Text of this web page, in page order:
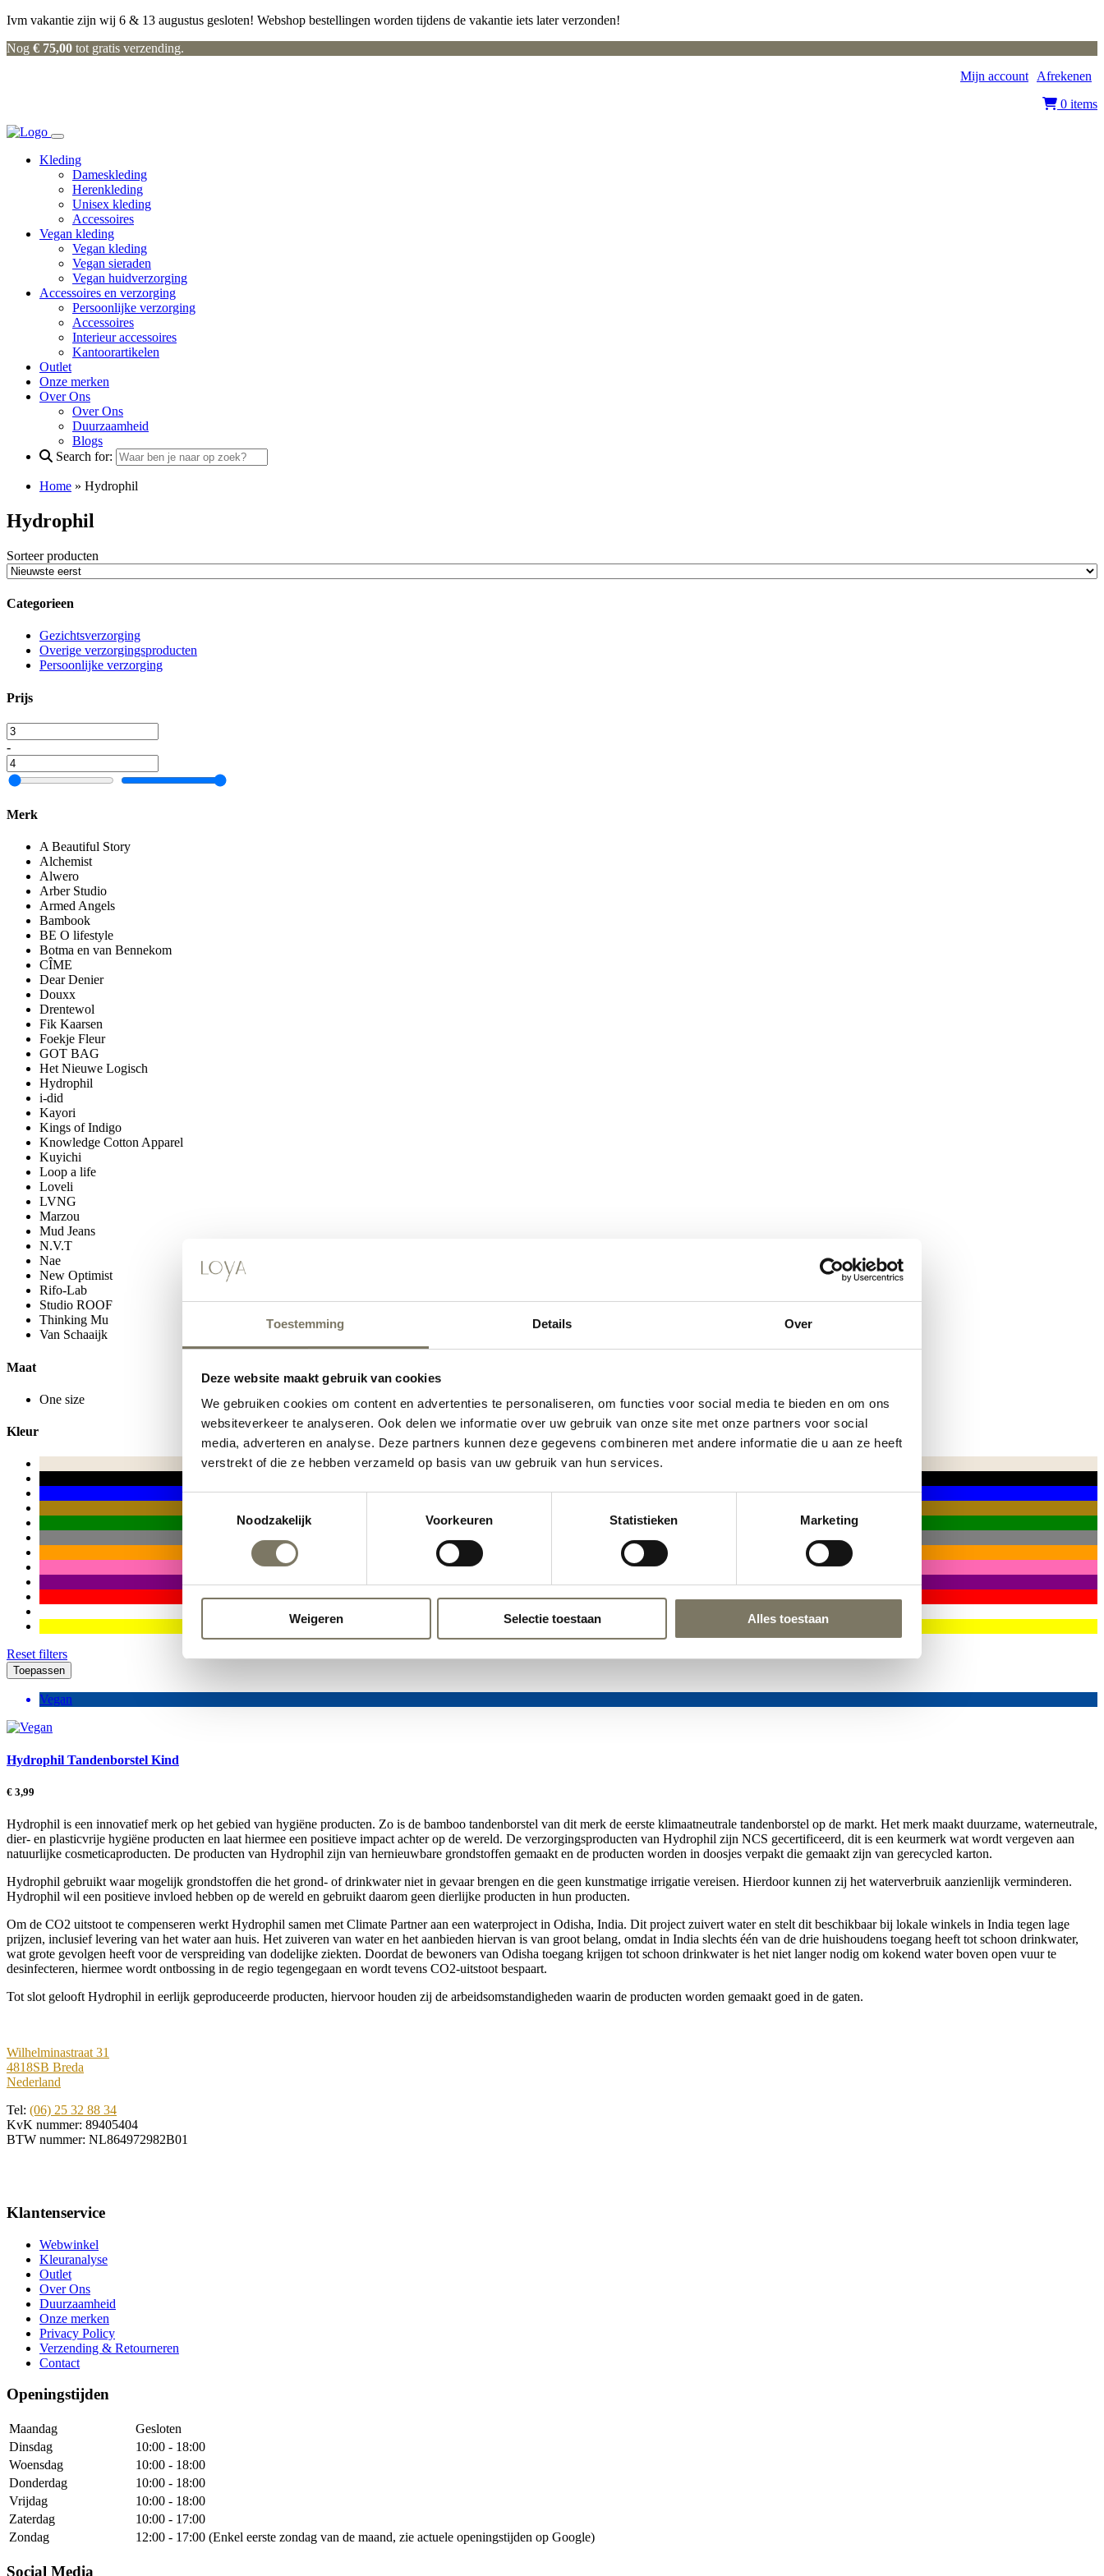
Toestemming Details Over
Deze website maakt gebruik van cookies
We gebruiken cookies om content en advertenties te personaliseren, om functies voor social media te bieden en om ons
websiteverkeer te analyseren. Ook delen we informatie over uw gebruik van onze site met onze partners voor social
media, adverteren en analyse. Deze partners kunnen deze gegevens combineren met andere informatie die u aan ze heeft
verstrekt of die ze hebben verzameld op basis van uw gebruik van hun services.
Toestemmingsselectie
Noodzakelijk
Voorkeuren Statistieken Marketing
Weigeren Selectie toestaan Alles toestaan
Ivm vakantie zijn wij 6 & 13 augustus gesloten! Webshop bestellingen worden tijdens de vakantie iets later verzonden!
Nog € 75,00 tot gratis verzending.
Mijn account
Afrekenen
0 items
Kleding
Dameskleding
Herenkleding
Unisex kleding
Accessoires
Vegan kleding
Vegan kleding
Vegan sieraden
Vegan huidverzorging
Accessoires en verzorging
Persoonlijke verzorging
Accessoires
Interieur accessoires
Kantoorartikelen
Outlet
Onze merken
Over Ons
Over Ons
Duurzaamheid
Blogs
Search for:
Home » Hydrophil
Hydrophil
Sorteer producten
Categorieen
Gezichtsverzorging
Overige verzorgingsproducten
Persoonlijke verzorging
Prijs
-
Merk
A Beautiful Story
Alchemist
Alwero
Arber Studio
Armed Angels
Bambook
BE O lifestyle
Botma en van Bennekom
CÎME
Dear Denier
Douxx
Drentewol
Fik Kaarsen
Foekje Fleur
GOT BAG
Het Nieuwe Logisch
Hydrophil
i-did
Kayori
Kings of Indigo
Knowledge Cotton Apparel
Kuyichi
Loop a life
Loveli
LVNG
Marzou
Mud Jeans
N.V.T
Nae
New Optimist
Rifo-Lab
Studio ROOF
Thinking Mu
Van Schaaijk
Maat
One size
Kleur
Reset filters
Toepassen
Vegan
Hydrophil Tandenborstel Kind
€ 3,99
Hydrophil is een innovatief merk op het gebied van hygiëne producten. Zo is de bamboo tandenborstel van dit merk de eerste klimaatneutrale tandenborstel op de markt. Het merk maakt duurzame, waterneutrale,
dier- en plasticvrije hygiëne producten en laat hiermee een positieve impact achter op de wereld. De verzorgingsproducten van Hydrophil zijn NCS gecertificeerd, dit is een keurmerk wat wordt vergeven aan
natuurlijke cosmeticaproducten. De producten van Hydrophil zijn van hernieuwbare grondstoffen gemaakt en de producten worden in doosjes verpakt die gemaakt zijn van gerecycled karton.
Hydrophil gebruikt waar mogelijk grondstoffen die het grond- of drinkwater niet in gevaar brengen en die geen kunstmatige irrigatie vereisen. Hierdoor kunnen zij het waterverbruik aanzienlijk verminderen.
Hydrophil wil een positieve invloed hebben op de wereld en gebruikt daarom geen dierlijke producten in hun producten.
Om de CO2 uitstoot te compenseren werkt Hydrophil samen met Climate Partner aan een waterproject in Odisha, India. Dit project zuivert water en stelt dit beschikbaar bij lokale winkels in India tegen lage
prijzen, inclusief levering van het water aan huis. Het zuiveren van water en het aanbieden hiervan is van groot belang, omdat in India slechts één van de drie huishoudens toegang heeft tot schoon drinkwater,
wat grote gevolgen heeft voor de verspreiding van dodelijke ziekten. Doordat de bewoners van Odisha toegang krijgen tot schoon drinkwater is het niet langer nodig om kokend water boven open vuur te
desinfecteren, hiermee wordt ontbossing in de regio tegengegaan en wordt tevens CO2-uitstoot bespaart.
Tot slot gelooft Hydrophil in eerlijk geproduceerde producten, hiervoor houden zij de arbeidsomstandigheden waarin de producten worden gemaakt goed in de gaten.
Wilhelminastraat 31
4818SB Breda
Nederland
Tel: (06) 25 32 88 34
KvK nummer: 89405404
BTW nummer: NL864972982B01
Klantenservice
Webwinkel
Kleuranalyse
Outlet
Over Ons
Duurzaamheid
Onze merken
Privacy Policy
Verzending & Retourneren
Contact
Openingstijden
Maandag
Gesloten
Dinsdag
10:00 - 18:00
Woensdag
10:00 - 18:00
Donderdag
10:00 - 18:00
Vrijdag
10:00 - 18:00
Zaterdag
10:00 - 17:00
Zondag
12:00 - 17:00 (Enkel eerste zondag van de maand, zie actuele openingstijden op Google)
Social Media